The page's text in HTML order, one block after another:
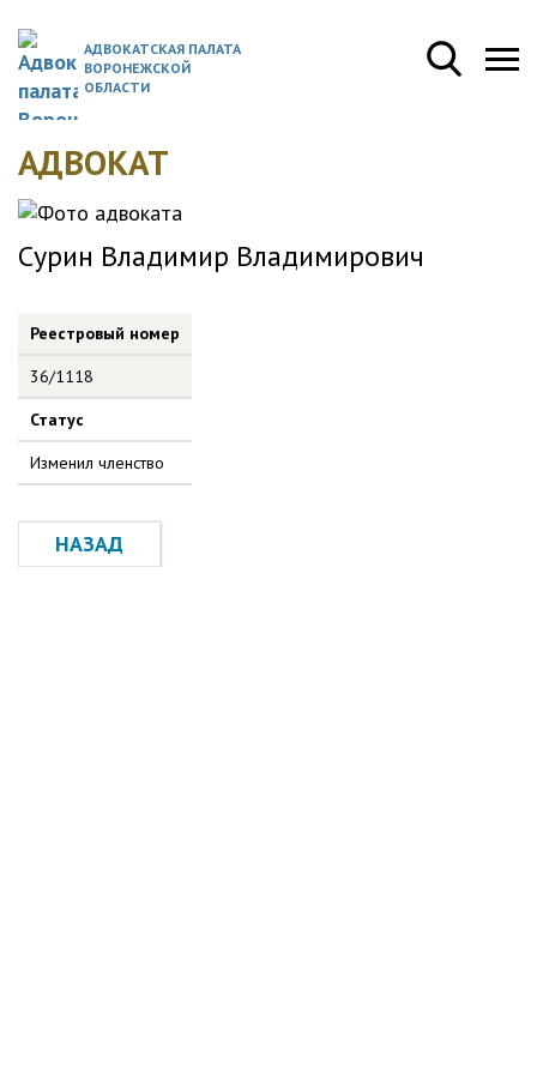
АДВОКАТСКАЯ ПАЛАТА
ВОРОНЕЖСКОЙ
ОБЛАСТИ
АДВОКАТ
Сурин Владимир Владимирович
Реестровый номер
36/1118
Статус
Изменил членство
НАЗАД